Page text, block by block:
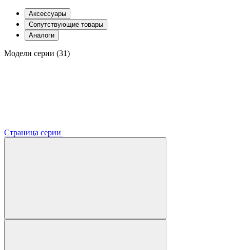
Аксессуары
Сопутствующие товары
Аналоги
Модели серии (31)
Страница серии